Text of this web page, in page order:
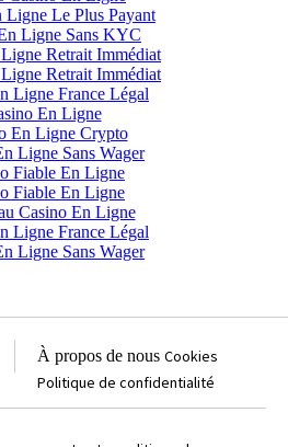
Ligne Le Plus Payant
Ligne Sans KYC
Retrait Immédiat
Retrait Immédiat
Ligne France Légal
En Ligne
En Ligne Crypto
Ligne Sans Wager
Fiable En Ligne
Fiable En Ligne
Casino En Ligne
Ligne France Légal
Ligne Sans Wager
À propos de nous Cookies
Politique de confidentialité